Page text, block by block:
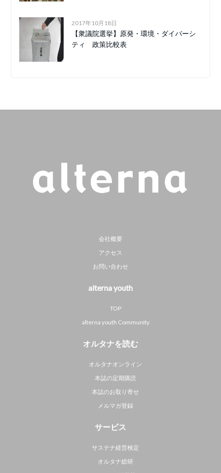
2017年10月18日
【衆議院選挙】原発・環境・ダイバーシ
ティ 政策比較表
会社概要
アクセス
お問い合わせ
alterna youth
TOP
alterna youth Community
オルタナを読む
オルタナオンライン
本誌の定期購読
本誌のお取り寄せ
メルマガ登録
サービス
サステナ経営検定
オルタナ総研